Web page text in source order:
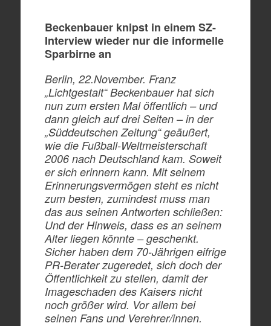
Beckenbauer knipst in einem SZ-
Interview wieder nur die informelle
Sparbirne an
Berlin, 22.November. Franz
„Lichtgestalt“ Beckenbauer hat sich
nun zum ersten Mal öffentlich – und
dann gleich auf drei Seiten – in der
„Süddeutschen Zeitung“ geäußert,
wie die Fußball-Weltmeisterschaft
2006 nach Deutschland kam. Soweit
er sich erinnern kann. Mit seinem
Erinnerungsvermögen steht es nicht
zum besten, zumindest muss man
das aus seinen Antworten schließen:
Und der Hinweis, dass es an seinem
Alter liegen könnte – geschenkt.
Sicher haben dem 70-Jährigen eifrige
PR-Berater zugeredet, sich doch der
Öffentlichkeit zu stellen, damit der
Imageschaden des Kaisers nicht
noch größer wird. Vor allem bei
seinen Fans und Verehrer/innen.